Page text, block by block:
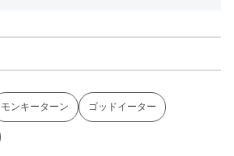
モンキーターン ゴッドイーター